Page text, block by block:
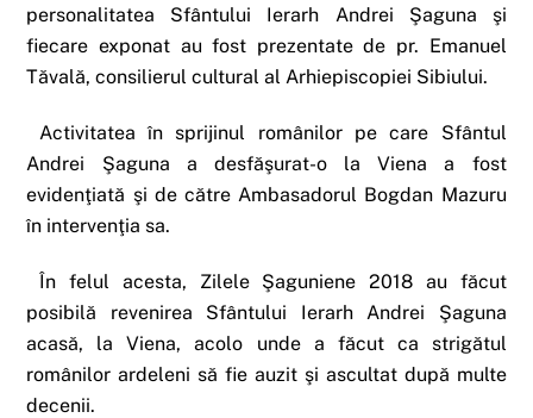
personalitatea Sfântului Ierarh Andrei Şaguna şi
fiecare exponat au fost prezentate de pr. Emanuel
Tăvală, consilierul cultural al Arhiepiscopiei Sibiului.
Activitatea în sprijinul românilor pe care Sfântul
Andrei Şaguna a desfăşurat-o la Viena a fost
evidenţiată şi de către Ambasadorul Bogdan Mazuru
în intervenţia sa.
În felul acesta, Zilele Şaguniene 2018 au făcut
posibilă revenirea Sfântului Ierarh Andrei Şaguna
acasă, la Viena, acolo unde a făcut ca strigătul
românilor ardeleni să fie auzit şi ascultat după multe
decenii.